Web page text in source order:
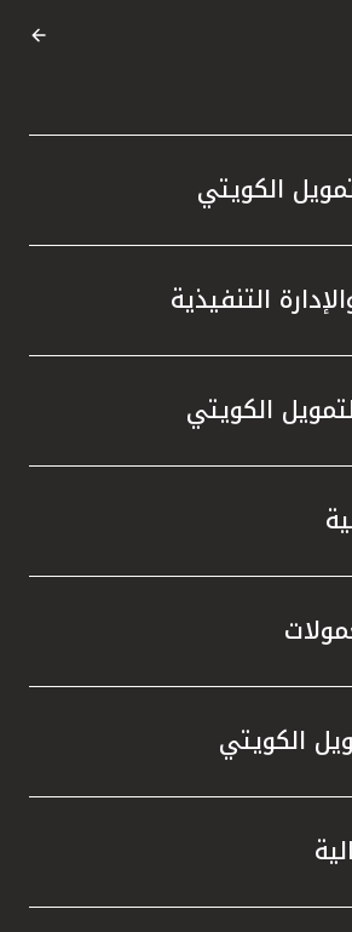
الكويتي
التنفيذية
الكويتي
الكويتي